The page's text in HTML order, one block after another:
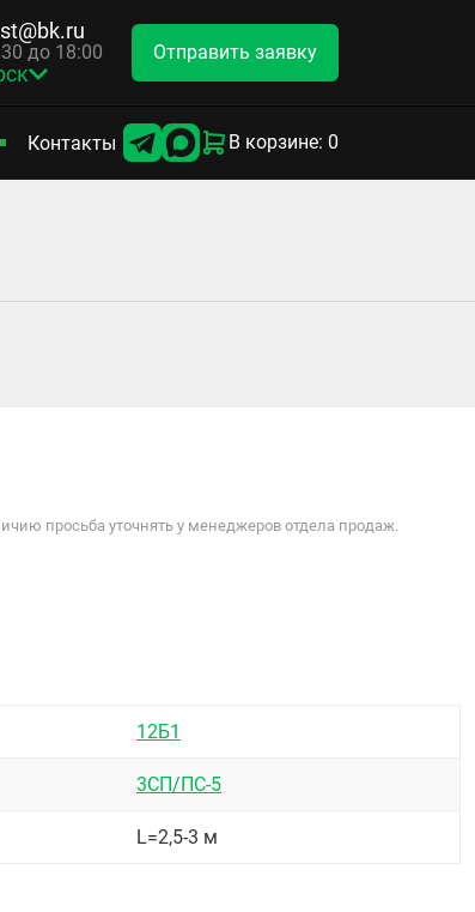
до 18:00 Отправить заявку
Контакты В корзине: 0
просьба уточнять у менеджеров отдела продаж.
12Б1
3СП/ПС-5
L=2,5-3 м